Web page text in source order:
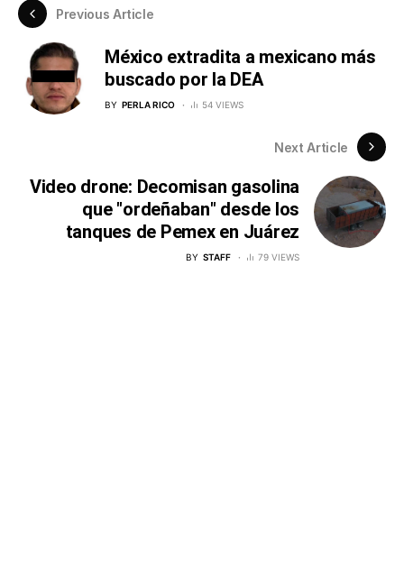
Previous Article
México extradita a mexicano más
buscado por la DEA
BY PERLA RICO 54 VIEWS
Next Article
Video drone: Decomisan gasolina
que "ordeñaban" desde los
tanques de Pemex en Juárez
BY STAFF 79 VIEWS